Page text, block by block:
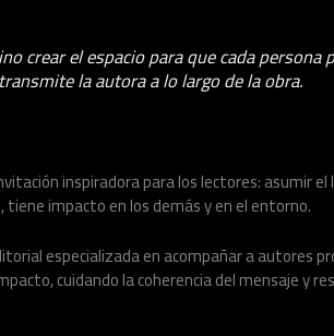
crear el espacio para que cada persona
la autora a lo largo de la obra.
inspiradora para los lectores: asumir el
impacto en los demás y en el entorno.
especializada en acompañar a autores
cuidando la coherencia del mensaje y